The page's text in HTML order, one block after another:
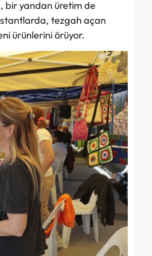
bir yandan üretim de
stantlarda, tezgah açan
ürünlerini örüyor.